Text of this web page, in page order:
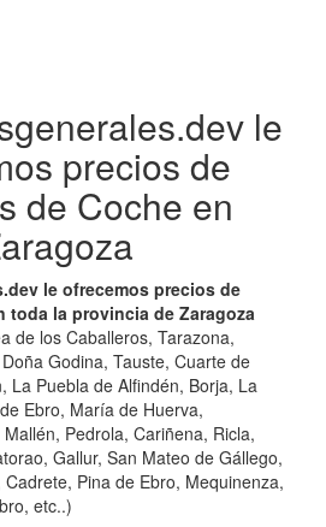
le
precios de
de Coche en
le ofrecemos precios de
toda la provincia de Zaragoza
de los Caballeros, Tarazona,
Godina, Tauste, Cuarte de
La Puebla de Alfindén, Borja, La
Ebro, María de Huerva,
Pedrola, Cariñena, Ricla,
Gallur, San Mateo de Gállego,
Pina de Ebro, Mequinenza,
etc..)